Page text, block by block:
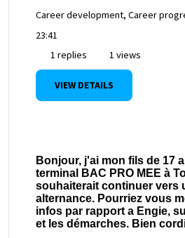
Career development, Career
23:41
1 replies
1 views
VIEW DETAILS
Bonjour, j'ai mon fils de 17
terminal BAC PRO MEE à
souhaiterait continuer vers
alternance. Pourriez vous
infos par rapport a Engie,
et les démarches. Bien